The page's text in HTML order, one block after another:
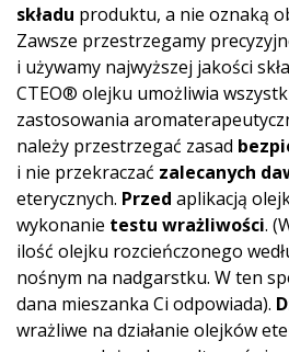
składu produktu, a nie oznaką
Zawsze przestrzegamy
i używamy najwyższej jakości
CTEO® olejku umożliwia
zastosowania
należy przestrzegać zasad
i nie przekraczać zalecanych
eterycznych. Przed aplikacją
wykonanie testu wrażliwości.
ilość olejku rozcieńczonego
nośnym na nadgarstku. W ten
dana mieszanka Ci odpowiada).
wrażliwe na działanie olejków